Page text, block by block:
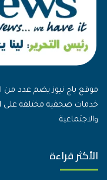
موقع باج نيوز يضم عدد من
خدمات صحفية مختلفة على
والاجتماعية
الأكثر قراءة